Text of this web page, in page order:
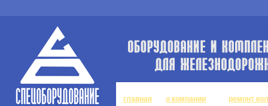
главная о компании ремонт